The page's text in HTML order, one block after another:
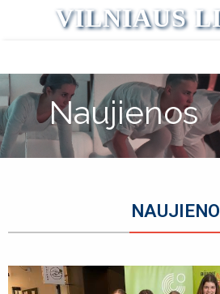
VILNIAUS
Naujienos